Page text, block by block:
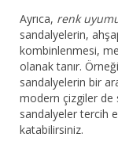
Ayrıca, renk
sandalyelerin,
kombinlenmesi,
olanak tanır.
sandalyelerin bir
modern çizgiler de
sandalyeler tercih
katabilirsiniz.